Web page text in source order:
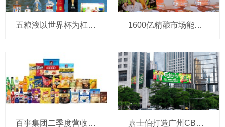
五粮液以世界杯为杠杆，撬动年轻圈层，重新定义白酒消费边界 1600亿精酿市场能容纳多少家店？鲜啤福鹿家高层：3万至5万家，想撑起蜜雪集团第三增长曲线
百事集团二季度营收和利润双增，亚太及中国业务表现亮眼 嘉士伯打造广州CBD“绝嘉时刻主场” 解锁都市足球互动新体验